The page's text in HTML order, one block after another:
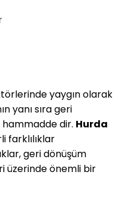
yaygın olarak
yanı sıra geri
dir. Hurda
farklılıklar
geri dönüşüm
üzerinde önemli bir